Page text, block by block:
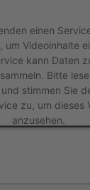
einen
um Videoinhalte
kann Daten
Bitte
stimmen Sie
zu, um dieses
anzusehen.